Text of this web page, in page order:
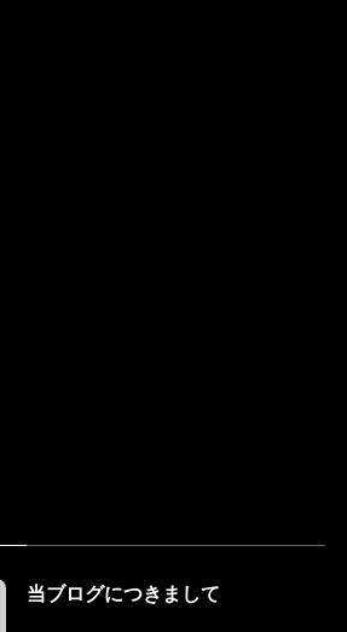
当ブログにつきまして